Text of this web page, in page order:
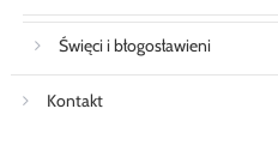
Święci i błogosławieni
Kontakt